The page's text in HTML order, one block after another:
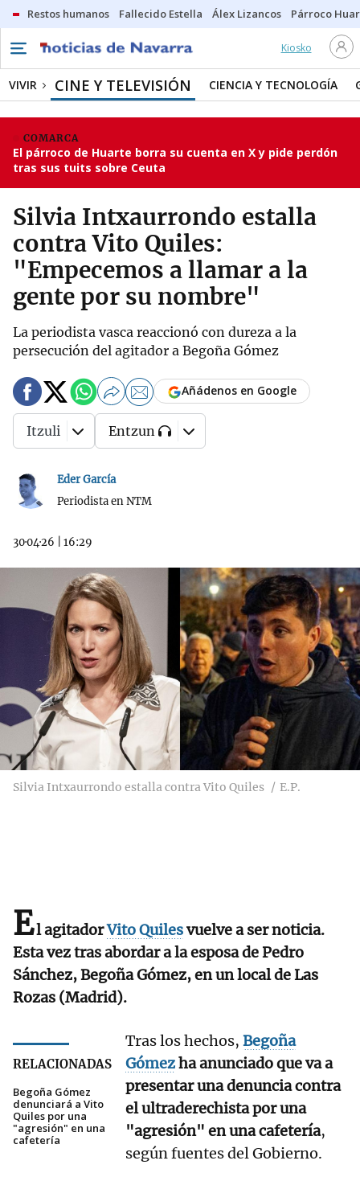
Restos humanos Fallecido Estella Álex Lizancos Párroco
Kiosko
VIVIR CINE Y TELEVISIÓN CIENCIA Y TECNOLOGÍA
COMARCA
El párroco de Huarte borra su cuenta en X y pide perdón
tras sus tuits sobre Ceuta
Silvia Intxaurrondo estalla
contra Vito Quiles:
"Empecemos a llamar a la
gente por su nombre"
La periodista vasca reaccionó con dureza a la
persecución del agitador a Begoña Gómez
Eder García
Periodista en NTM
30·04·26 16:29
Añádenos en Google
Itzuli Entzun
Silvia Intxaurrondo estalla contra Vito Quiles E.P.
El agitadorVito Quilesvuelve a ser noticia.
Esta vez tras abordar a la esposa de Pedro
Sánchez, Begoña Gómez, en un local de Las
Rozas (Madrid).
RELACIONADAS
Begoña Gómez
denunciará a Vito
Quiles por una
"agresión" en una
cafetería
Tras los hechos, Begoña
Gómezha anunciado que va a
presentar una denuncia contra
el ultraderechista por una
"agresión" en una cafetería,
según fuentes del Gobierno.